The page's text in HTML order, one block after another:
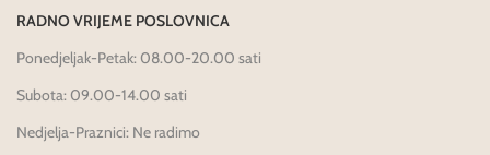
RADNO VRIJEME POSLOVNICA
Ponedjeljak-Petak: 08.00-20.00 sati
Subota: 09.00-14.00 sati
Nedjelja-Praznici: Ne radimo